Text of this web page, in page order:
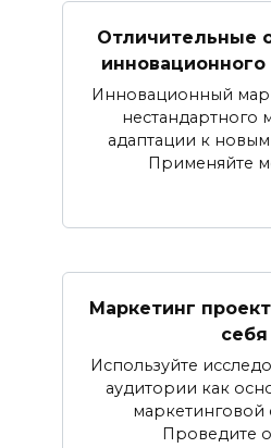
Отличительные
инновационного
Инновационный
нестандартного
адаптации к
Применяйте
Маркетинг
себя
Используйте
аудитории как
маркетинговой
Проведите